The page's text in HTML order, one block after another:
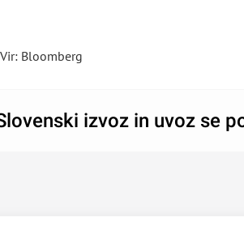
Vir: Bloomberg
izvoz in uvoz se